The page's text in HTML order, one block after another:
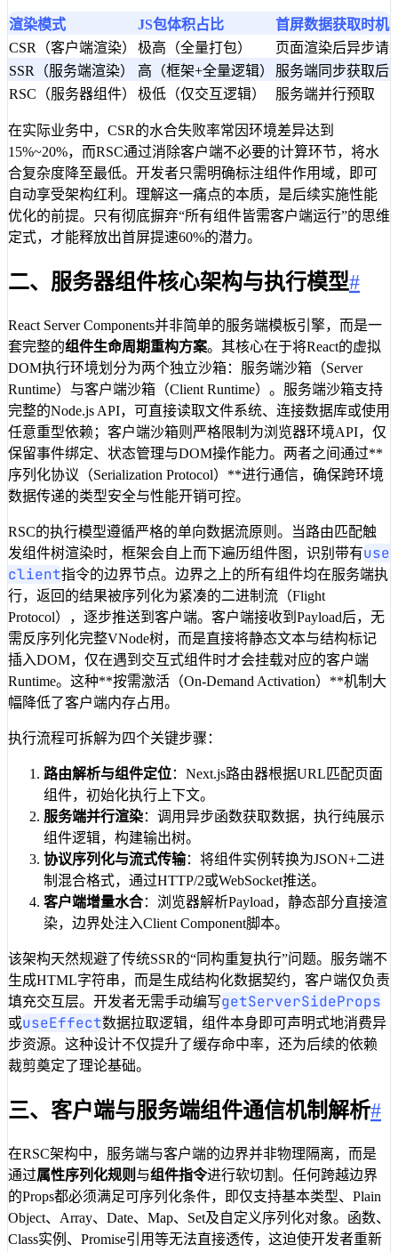
渲染模式 JS包体积占比
首屏数据获取时机
CSR（客户端渲染）
极高（全量打包）
页面渲染后异步请
SSR（服务端渲染）
高（框架+全量逻辑）
服务端同步获取后
RSC（服务器组件）
极低（仅交互逻辑） 服务端并行预取
在实际业务中，CSR的水合失败率常因环境差异达到
15%~20%，而RSC通过消除客户端不必要的计算环节，将水
合复杂度降至最低。开发者只需明确标注组件作用域，即可
自动享受架构红利。理解这一痛点的本质，是后续实施性能
优化的前提。只有彻底摒弃“所有组件皆需客户端运行”的思维
定式，才能释放出首屏提速60%的潜力。
二、服务器组件核心架构与执行模型#
React Server Components并非简单的服务端模板引擎，而是一
套完整的组件生命周期重构方案。其核心在于将React的虚拟
DOM执行环境划分为两个独立沙箱：服务端沙箱（Server
Runtime）与客户端沙箱（Client Runtime）。服务端沙箱支持
完整的Node.js API，可直接读取文件系统、连接数据库或使用
任意重型依赖；客户端沙箱则严格限制为浏览器环境API，仅
保留事件绑定、状态管理与DOM操作能力。两者之间通过**
序列化协议（Serialization Protocol）**进行通信，确保跨环境
数据传递的类型安全与性能开销可控。
RSC的执行模型遵循严格的单向数据流原则。当路由匹配触
发组件树渲染时，框架会自上而下遍历组件图，识别带有use
client指令的边界节点。边界之上的所有组件均在服务端执
行，返回的结果被序列化为紧凑的二进制流（Flight
Protocol），逐步推送到客户端。客户端接收到Payload后，无
需反序列化完整VNode树，而是直接将静态文本与结构标记
插入DOM，仅在遇到交互式组件时才会挂载对应的客户端
Runtime。这种**按需激活（On-Demand Activation）**机制大
幅降低了客户端内存占用。
执行流程可拆解为四个关键步骤：
路由解析与组件定位：Next.js路由器根据URL匹配页面
组件，初始化执行上下文。
服务端并行渲染：调用异步函数获取数据，执行纯展示
组件逻辑，构建输出树。
协议序列化与流式传输：将组件实例转换为JSON+二进
制混合格式，通过HTTP/2或WebSocket推送。
客户端增量水合：浏览器解析Payload，静态部分直接渲
染，边界处注入Client Component脚本。
该架构天然规避了传统SSR的“同构重复执行”问题。服务端不
生成HTML字符串，而是生成结构化数据契约，客户端仅负责
填充交互层。开发者无需手动编写getServerSideProps
或useEffect数据拉取逻辑，组件本身即可声明式地消费异
步资源。这种设计不仅提升了缓存命中率，还为后续的依赖
裁剪奠定了理论基础。
三、客户端与服务端组件通信机制解析#
在RSC架构中，服务端与客户端的边界并非物理隔离，而是
通过属性序列化规则 与组件指令进行软切割。任何跨越边界
的Props都必须满足可序列化条件，即仅支持基本类型、Plain
Object、Array、Date、Map、Set及自定义序列化对象。函数、
Class实例、Promise引用等无法直接透传，这迫使开发者重新